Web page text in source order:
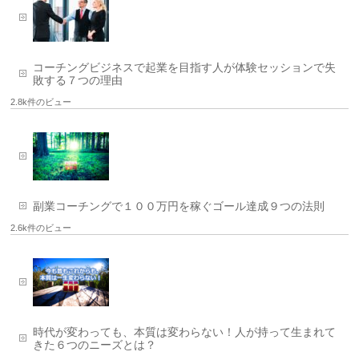
コーチングビジネスで起業を目指す人が体験セッションで失
敗する７つの理由
2.8k件のビュー
副業コーチングで１００万円を稼ぐゴール達成９つの法則
2.6k件のビュー
時代が変わっても、本質は変わらない！人が持って生まれて
きた６つのニーズとは？